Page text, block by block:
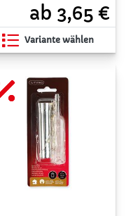
ab 3,65 €
Variante wählen